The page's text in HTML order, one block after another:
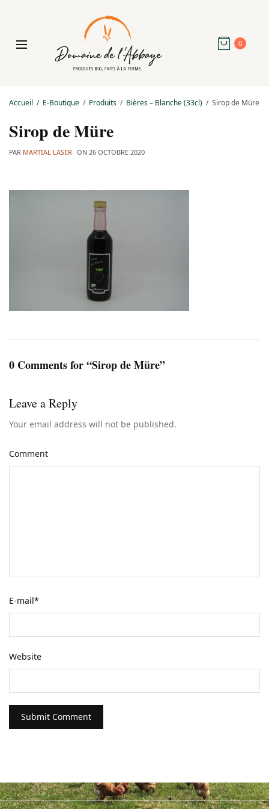
0
Accueil E-Boutique Produits Bières – Blanche (33cl) Sirop de Müre
Sirop de Müre
PAR MARTIAL LÄSER ON 26 OCTOBRE 2020
0 Comments for “Sirop de Müre”
Leave a Reply
Your email address will not be published.
Comment
E-mail*
Website